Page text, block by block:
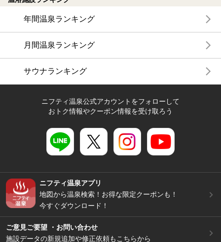
年間温泉ランキング
月間温泉ランキング
サウナランキング
ニフティ温泉公式アカウントをフォローして
おトク情報やクーポン情報を受け取ろう
ニフティ温泉アプリ
地図から温泉検索！お得な限定クーポンも！
今すぐダウンロード！
ご意見ご要望 ・お問い合わせ
施設データの新規追加や修正依頼もこちらから